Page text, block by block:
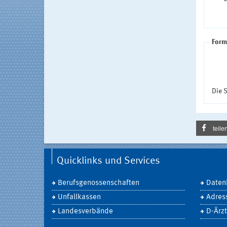
Die
Quicklinks und Services
Berufsgenossenschaften
Unfallkassen
Landesverbände
D-